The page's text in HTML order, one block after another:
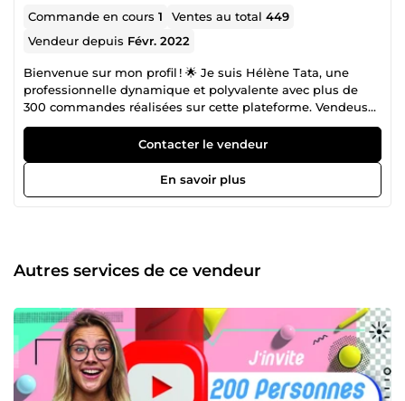
Commande en cours1 Ventes au total449
Vendeur depuis Févr. 2022
Bienvenue sur mon profil ! 🌟 Je suis Hélène Tata, une
professionnelle dynamique et polyvalente avec plus de
300 commandes réalisées sur cette plateforme. Vendeuse
vérifiée ✅, je combine expertise, passion et engagement
pour vous offrir un service de qualité supérieure. 💼 Mes
domaines de compétence : Marketing de réseau :
Stratégies efficaces pour développer votre activité. Création
de sites web et applications mobiles : Des solutions sur
Contenus optimisés SEO pour booster votre visibilité en
ligne. Référencement naturel SEO : Techniques éprouvées
recherche. 🎓 Parcours académique et formations :
Titulaire d’une licence en lettres modernes et d’un Master 1
en langues, j’ai enrichi mes compétences grâce à plusieurs
formations spécialisées dans le domaine numérique. Cette
combinaison me permet de fournir des solutions alliant
Contacter le vendeur
En savoir plus
Autres services de ce vendeur